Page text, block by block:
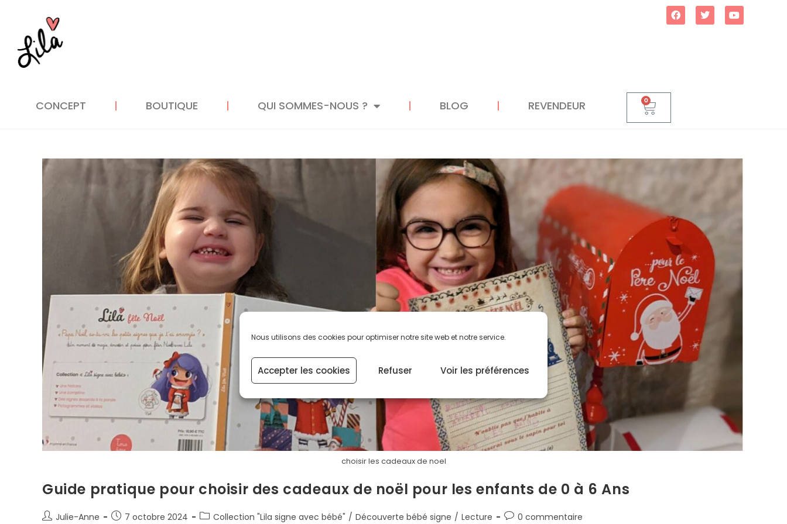
Nous utilisons des cookies pour optimiser notre site web et notre service.
Accepter les cookies Refuser Voir les préférences
CONCEPT BOUTIQUE QUI SOMMES-NOUS ? BLOG REVENDEUR 0
choisir les cadeaux de noel
Guide pratique pour choisir des cadeaux de noël pour les enfants de 0 à 6 Ans
Julie-Anne 7 octobre 2024 Collection "Lila signe avec bébé" / Découverte bébé signe / Lecture 0 commentaire